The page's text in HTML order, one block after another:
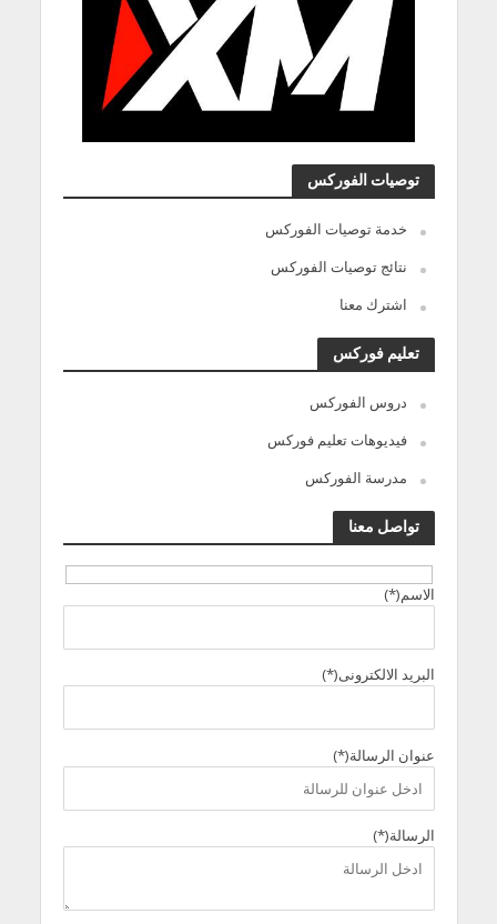
توصيات الفوركس
خدمة توصيات الفوركس
نتائج توصيات الفوركس
اشترك معنا
تعليم فوركس
دروس الفوركس
فيديوهات تعليم فوركس
مدرسة الفوركس
تواصل معنا
الاسم(*)
البريد الالكترونى(*)
عنوان الرسالة(*)
الرسالة(*)